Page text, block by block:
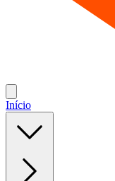
Início